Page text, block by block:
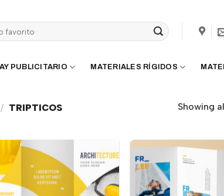
PUBLICITARIO MATERIALES RÍGIDOS
/ TRIPTICOS Showing